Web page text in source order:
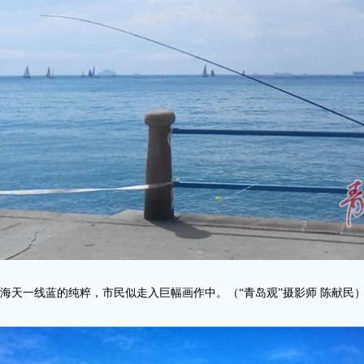
海天一线蓝的纯粹，市民似走入巨幅画作中。（“青岛观”摄影师 陈献民